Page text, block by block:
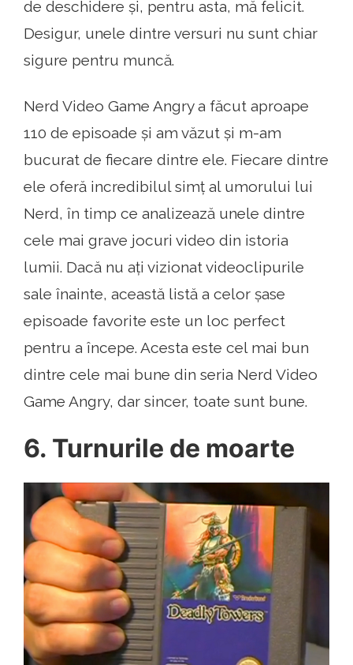
de deschidere și, pentru asta, mă felicit.
Desigur, unele dintre versuri nu sunt chiar
sigure pentru muncă.
Nerd Video Game Angry a făcut aproape
110 de episoade și am văzut și m-am
bucurat de fiecare dintre ele. Fiecare dintre
ele oferă incredibilul simț al umorului lui
Nerd, în timp ce analizează unele dintre
cele mai grave jocuri video din istoria
lumii. Dacă nu ați vizionat videoclipurile
sale înainte, această listă a celor șase
episoade favorite este un loc perfect
pentru a începe. Acesta este cel mai bun
dintre cele mai bune din seria Nerd Video
Game Angry, dar sincer, toate sunt bune.
6. Turnurile de moarte